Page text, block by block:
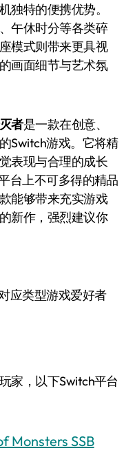
独特的便携优势。
午休时分等各类碎
模式则带来更具视
画面细节与艺术氛
者是一款在创意、
Switch游戏。它将精
表现与合理的成长
台上不可多得的精品
能够带来充实游戏
新作，强烈建议你
应类型游戏爱好者
家，以下Switch平台
Monsters SSB